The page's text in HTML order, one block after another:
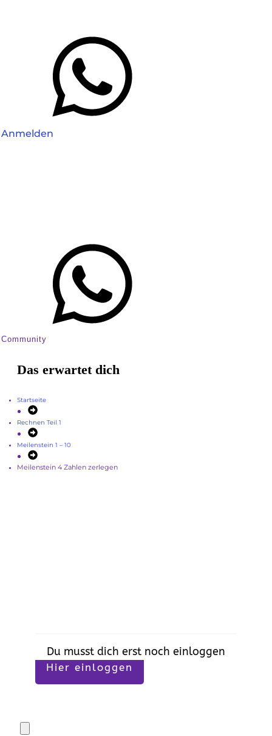
Anmelden
Community
Das erwartet dich
Startseite
Rechnen Teil 1
Meilenstein 1 – 10
Meilenstein 4 Zahlen zerlegen
Du musst dich erst noch einloggen
Hier einloggen